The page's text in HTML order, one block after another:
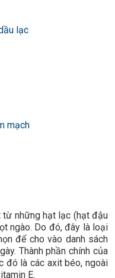
lạc
mạch
những hạt lạc (hạt đậu
ngào. Do đó, đây là loại
để cho vào danh sách
Thành phần chính của
đó là các axit béo, ngoài
E.